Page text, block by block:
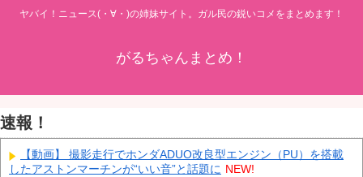
ヤバイ！ニュース(・∀・)の姉妹サイト。ガル民の鋭いコメをまとめます！
がるちゃんまとめ！
速報！
【動画】 撮影走行でホンダADUO改良型エンジン（PU）を搭載
したアストンマーチンが“いい音”と話題に NEW!